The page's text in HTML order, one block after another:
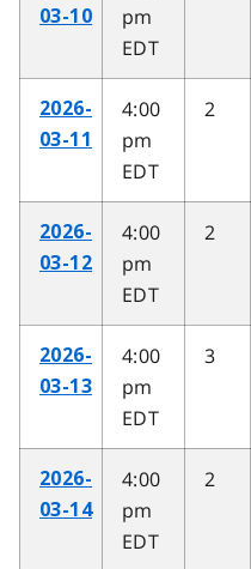
03-10
pm
EDT
2026-
03-11
4:00
pm
EDT
2
2026-
03-12
4:00
pm
EDT
2
2026-
03-13
4:00
pm
EDT
3
2026-
03-14
4:00
pm
EDT
2